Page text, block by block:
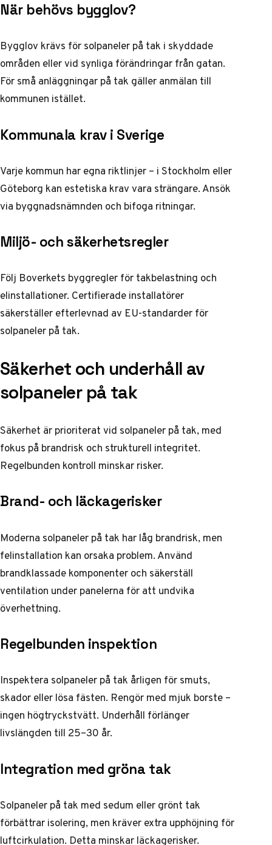
När behövs bygglov?
Bygglov krävs för solpaneler på tak i skyddade
områden eller vid synliga förändringar från gatan.
För små anläggningar på tak gäller anmälan till
kommunen istället.
Kommunala krav i Sverige
Varje kommun har egna riktlinjer – i Stockholm eller
Göteborg kan estetiska krav vara strängare. Ansök
via byggnadsnämnden och bifoga ritningar.
Miljö- och säkerhetsregler
Följ Boverkets byggregler för takbelastning och
elinstallationer. Certifierade installatörer
säkerställer efterlevnad av EU-standarder för
solpaneler på tak.
Säkerhet och underhåll av
solpaneler på tak
Säkerhet är prioriterat vid solpaneler på tak, med
fokus på brandrisk och strukturell integritet.
Regelbunden kontroll minskar risker.
Brand- och läckagerisker
Moderna solpaneler på tak har låg brandrisk, men
felinstallation kan orsaka problem. Använd
brandklassade komponenter och säkerställ
ventilation under panelerna för att undvika
överhettning.
Regelbunden inspektion
Inspektera solpaneler på tak årligen för smuts,
skador eller lösa fästen. Rengör med mjuk borste –
ingen högtryckstvätt. Underhåll förlänger
livslängden till 25–30 år.
Integration med gröna tak
Solpaneler på tak med sedum eller grönt tak
förbättrar isolering, men kräver extra upphöjning för
luftcirkulation. Detta minskar läckagerisker.